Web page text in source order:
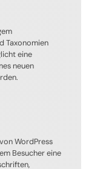
Taxonomien
eine
neuen
WordPress
Besucher eine